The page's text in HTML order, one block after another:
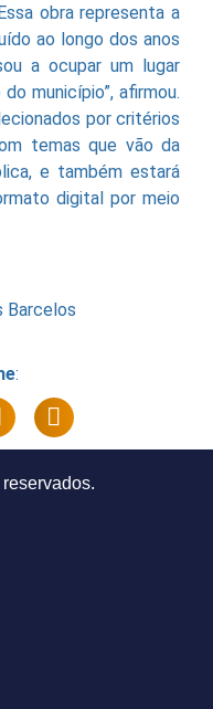
obra representa a
ao longo dos anos
a ocupar um lugar
município”, afirmou.
por critérios
temas que vão da
e também estará
digital por meio
Barcelos
: